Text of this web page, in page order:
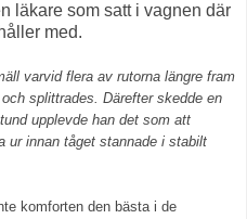
läkare som satt i vagnen där
med.
varvid flera av rutorna längre fram
splittrades. Därefter skedde en
upplevde han det som att
ur innan tåget stannade i stabilt
komforten den bästa i de